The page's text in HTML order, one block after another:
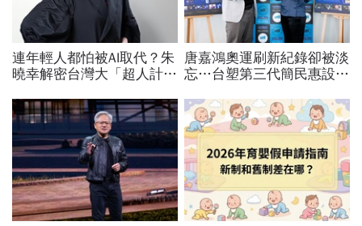
連年輕人都怕被AI取代？朱
曉幸解密台灣大「超人計
作，靠企業賦能走出淘汰恐
懼
唐嘉鴻奧運刷新紀錄卻被淡
忘…台塑第三代簡民惠設台
只有金牌才值得掌聲